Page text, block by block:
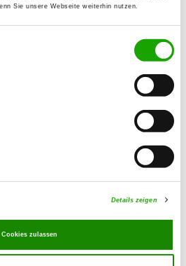
Sie unsere Webseite weiterhin nutzen.
Details zeigen
Cookies zulassen
Details
Lindenhayn
Details